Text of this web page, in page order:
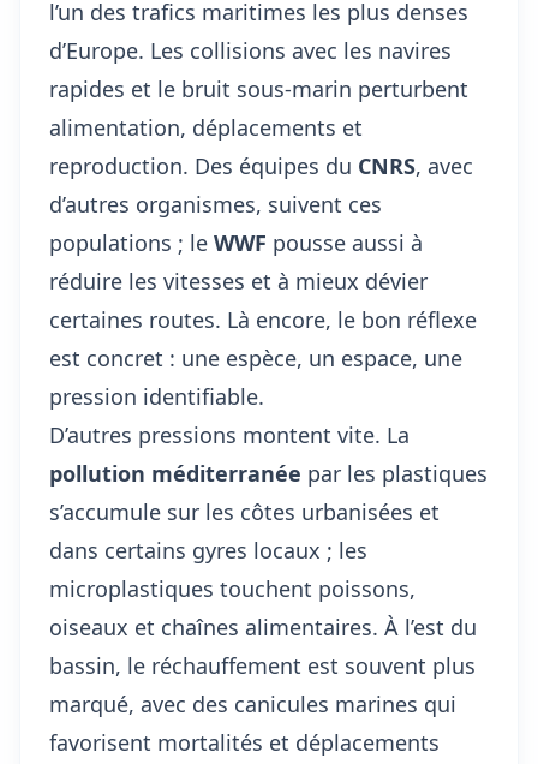
l’un des trafics maritimes les plus denses
d’Europe. Les collisions avec les navires
rapides et le bruit sous-marin perturbent
alimentation, déplacements et
reproduction. Des équipes du CNRS, avec
d’autres organismes, suivent ces
populations ; le WWF pousse aussi à
réduire les vitesses et à mieux dévier
certaines routes. Là encore, le bon réflexe
est concret : une espèce, un espace, une
pression identifiable.
D’autres pressions montent vite. La
pollution méditerranée par les plastiques
s’accumule sur les côtes urbanisées et
dans certains gyres locaux ; les
microplastiques touchent poissons,
oiseaux et chaînes alimentaires. À l’est du
bassin, le réchauffement est souvent plus
marqué, avec des canicules marines qui
favorisent mortalités et déplacements